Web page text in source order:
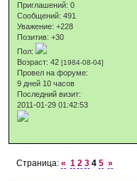
Приглашений: 0
Сообщений: 491
Уважение: +228
Позитив: +30
Пол:
Возраст: 42[1984-08-04]
Провел на форуме:
9 дней 10 часов
Последний визит:
2011-01-29 01:42:53
Страница:« 1 2 3 4 5 »